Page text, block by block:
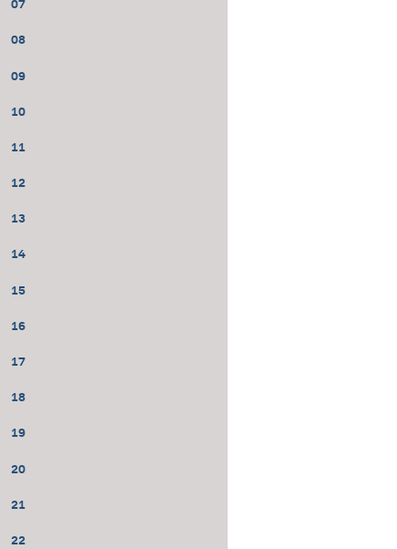
07
08
09
10
11
12
13
14
15
16
17
18
19
20
21
22